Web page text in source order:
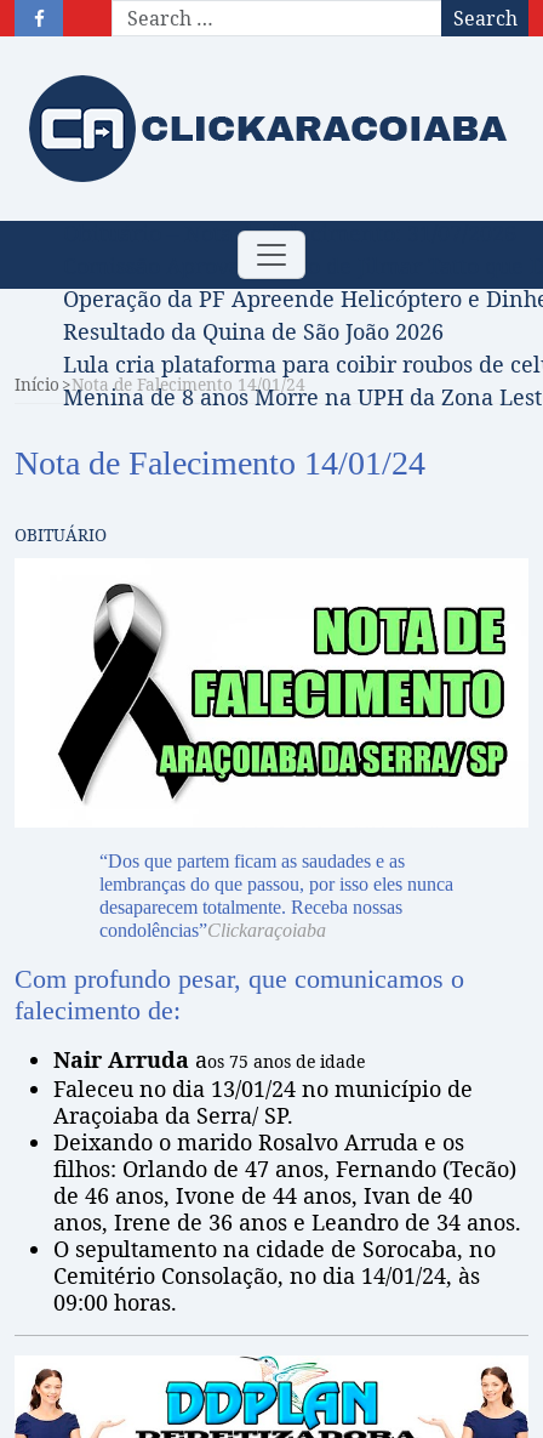
Search
Toggle
navigation
Obituário – Nota de falecimento: 31/07/2026
Comissão Aprova Projeto de Jilmar Tatto
Operação da PF Apreende Helicóptero e
Resultado da Quina de São João 2026
Lula cria plataforma para coibir roubos de
Menina de 8 anos Morre na UPH da Zona
Início Nota de Falecimento 14/01/24
Nota de Falecimento 14/01/24
OBITUÁRIO
“Dos que partem ficam as saudades e as
lembranças do que passou, por isso eles nunca
desaparecem totalmente. Receba nossas
condolências”Clickaraçoiaba
Com profundo pesar, que comunicamos o
falecimento de:
Nair Arruda aos 75 anos de idade
Faleceu no dia 13/01/24 no município de
Araçoiaba da Serra/ SP.
Deixando o marido Rosalvo Arruda e os
filhos: Orlando de 47 anos, Fernando (Tecão)
de 46 anos, Ivone de 44 anos, Ivan de 40
anos, Irene de 36 anos e Leandro de 34 anos.
O sepultamento na cidade de Sorocaba, no
Cemitério Consolação, no dia 14/01/24, às
09:00 horas.